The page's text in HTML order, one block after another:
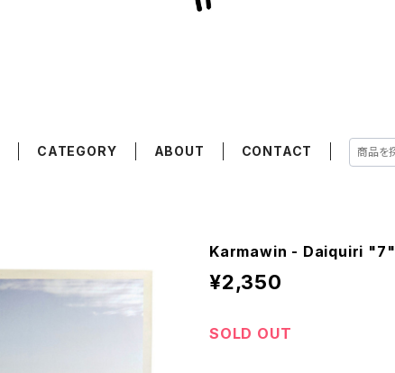
CATEGORY ABOUT CONTACT
Karmawin - Daiquiri "7"
¥2,350
SOLD OUT